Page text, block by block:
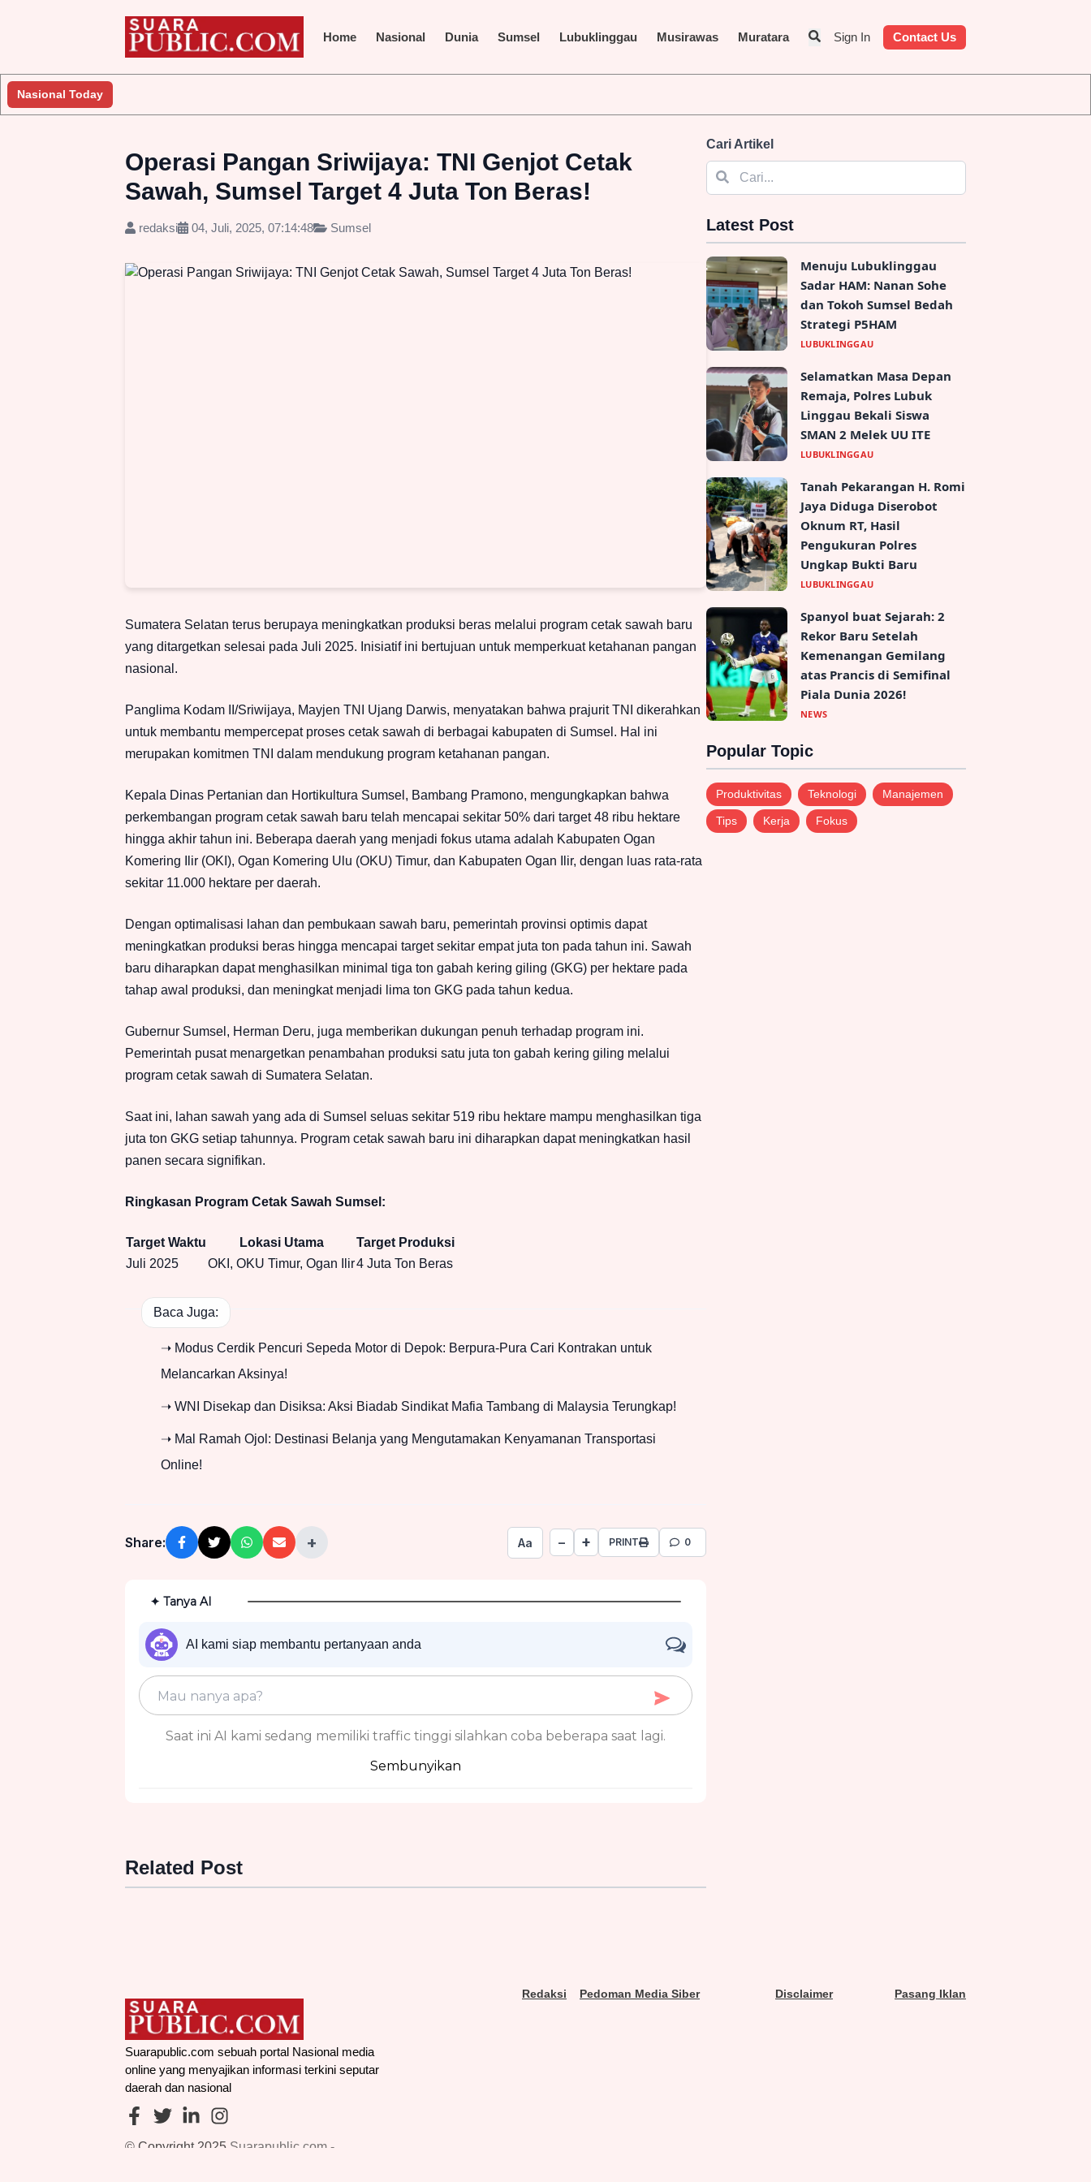
Home Nasional Dunia Sumsel Lubuklinggau Musirawas Muratara Sign In Contact Us
Nasional Today
Operasi Pangan Sriwijaya: TNI Genjot Cetak
Sawah, Sumsel Target 4 Juta Ton Beras!
redaksi 04, Juli, 2025, 07:14:48 Sumsel
Sumatera Selatan terus berupaya meningkatkan produksi beras melalui program cetak sawah baru
yang ditargetkan selesai pada Juli 2025. Inisiatif ini bertujuan untuk memperkuat ketahanan pangan
nasional.
Panglima Kodam II/Sriwijaya, Mayjen TNI Ujang Darwis, menyatakan bahwa prajurit TNI dikerahkan
untuk membantu mempercepat proses cetak sawah di berbagai kabupaten di Sumsel. Hal ini
merupakan komitmen TNI dalam mendukung program ketahanan pangan.
Kepala Dinas Pertanian dan Hortikultura Sumsel, Bambang Pramono, mengungkapkan bahwa
perkembangan program cetak sawah baru telah mencapai sekitar 50% dari target 48 ribu hektare
hingga akhir tahun ini. Beberapa daerah yang menjadi fokus utama adalah Kabupaten Ogan
Komering Ilir (OKI), Ogan Komering Ulu (OKU) Timur, dan Kabupaten Ogan Ilir, dengan luas rata-rata
sekitar 11.000 hektare per daerah.
Dengan optimalisasi lahan dan pembukaan sawah baru, pemerintah provinsi optimis dapat
meningkatkan produksi beras hingga mencapai target sekitar empat juta ton pada tahun ini. Sawah
baru diharapkan dapat menghasilkan minimal tiga ton gabah kering giling (GKG) per hektare pada
tahap awal produksi, dan meningkat menjadi lima ton GKG pada tahun kedua.
Gubernur Sumsel, Herman Deru, juga memberikan dukungan penuh terhadap program ini.
Pemerintah pusat menargetkan penambahan produksi satu juta ton gabah kering giling melalui
program cetak sawah di Sumatera Selatan.
Saat ini, lahan sawah yang ada di Sumsel seluas sekitar 519 ribu hektare mampu menghasilkan tiga
juta ton GKG setiap tahunnya. Program cetak sawah baru ini diharapkan dapat meningkatkan hasil
panen secara signifikan.
Ringkasan Program Cetak Sawah Sumsel:
Target Waktu Lokasi Utama
Target Produksi
Juli 2025
OKI, OKU Timur, Ogan Ilir4 Juta Ton Beras
Baca Juga:
➝ Modus Cerdik Pencuri Sepeda Motor di Depok: Berpura-Pura Cari Kontrakan untuk
Melancarkan Aksinya!
➝ WNI Disekap dan Disiksa: Aksi Biadab Sindikat Mafia Tambang di Malaysia Terungkap!
➝ Mal Ramah Ojol: Destinasi Belanja yang Mengutamakan Kenyamanan Transportasi
Online!
Share: + Aa − + PRINT 0
✦ Tanya AI
AI kami siap membantu pertanyaan anda
Saat ini AI kami sedang memiliki traffic tinggi silahkan coba beberapa saat lagi.
Sembunyikan
Related Post
Cari Artikel
Latest Post
Menuju Lubuklinggau
Sadar HAM: Nanan Sohe
dan Tokoh Sumsel Bedah
Strategi P5HAM
LUBUKLINGGAU
Selamatkan Masa Depan
Remaja, Polres Lubuk
Linggau Bekali Siswa
SMAN 2 Melek UU ITE
LUBUKLINGGAU
Tanah Pekarangan H. Romi
Jaya Diduga Diserobot
Oknum RT, Hasil
Pengukuran Polres
Ungkap Bukti Baru
LUBUKLINGGAU
Spanyol buat Sejarah: 2
Rekor Baru Setelah
Kemenangan Gemilang
atas Prancis di Semifinal
Piala Dunia 2026!
NEWS
Popular Topic
Produktivitas Teknologi Manajemen
Tips Kerja Fokus
Suarapublic.com sebuah portal Nasional media
online yang menyajikan informasi terkini seputar
daerah dan nasional
© Copyright 2025 Suarapublic.com -
Redaksi Pedoman Media Siber Disclaimer Pasang Iklan